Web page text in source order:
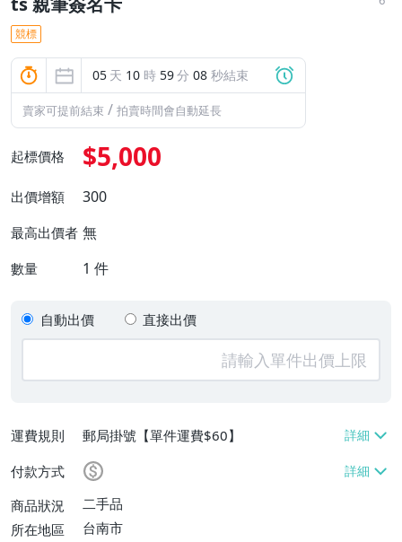
競標
05 天 10 時 59分 08 秒結束
賣家可提前結束 / 拍賣時間會自動延長
起標價格 $5,000
出價增額 300
最高出價者 無
數量 1 件
自動出價 直接出價
運費規則
郵局掛號【單件運費$60】
付款方式
商品狀況
二手品
所在地區
台南市